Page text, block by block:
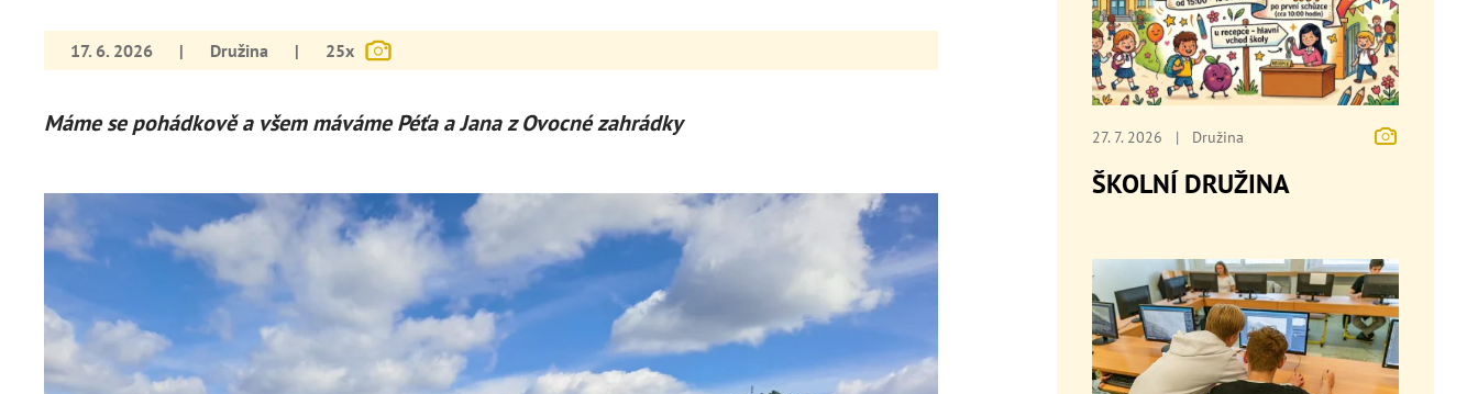
17. 6. 2026 | Družina | 25x
Máme se pohádkově a všem máváme Péťa a Jana z Ovocné zahrádky 27. 7. 2026 | Družina
ŠKOLNÍ DRUŽINA